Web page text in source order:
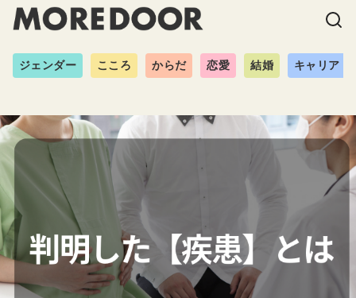
ジェンダー こころ からだ 恋愛 結婚 キャリア